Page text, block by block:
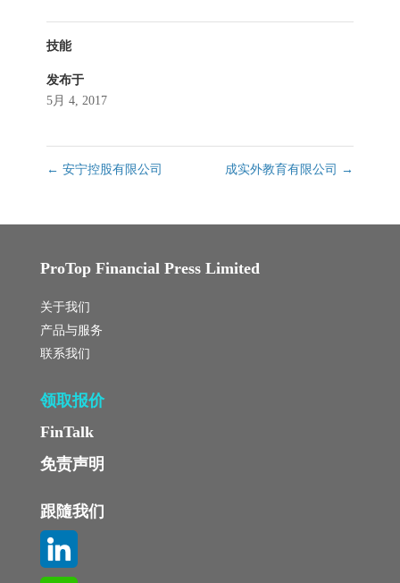
技能
发布于
5月 4, 2017
← 安宁控股有限公司 成实外教育有限公司 →
ProTop Financial Press Limited
关于我们
产品与服务
联系我们
领取报价
FinTalk
免责声明
跟隨我们